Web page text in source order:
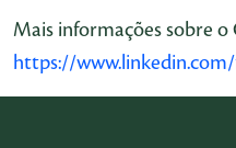
Mais informações sobre o
https://